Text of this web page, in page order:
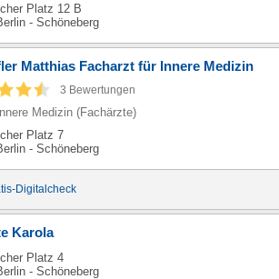
Platz 12 B
- Schöneberg
Matthias Facharzt für Innere Medizin
3 Bewertungen
Medizin (Fachärzte)
Platz 7
- Schöneberg
Digitalcheck
Karola
Platz 4
- Schöneberg